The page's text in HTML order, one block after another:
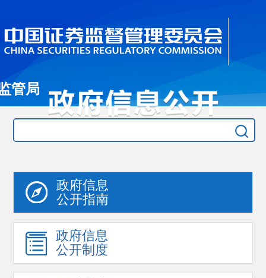
管局
政府信息
公开指南
政府信息
公开制度